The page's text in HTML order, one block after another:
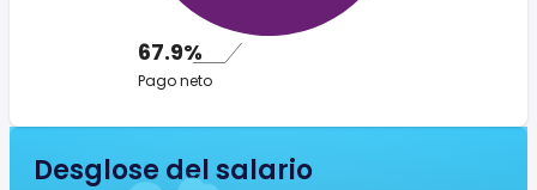
67.9%
Pago neto
Desglose del salario